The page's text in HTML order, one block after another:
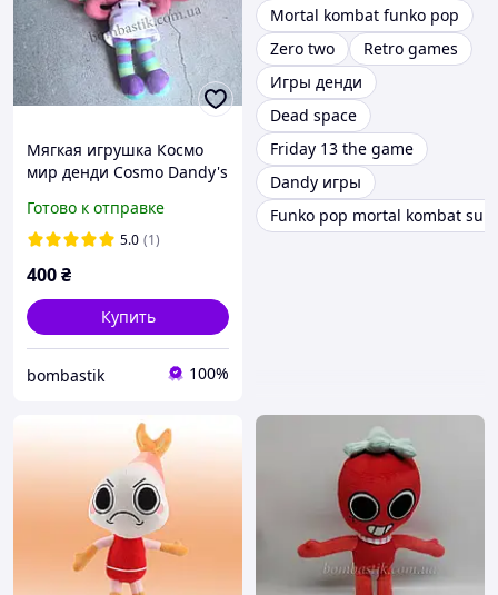
Мягкая игрушка Космо
мир денди Cosmo Dandy's
Готово к отправке
5.0 (1)
400₴
Купить
bombastik 100%
Mortal kombat funko pop
Zero two
Retro games
Игры денди
Dead space
Friday 13 the game
Dandy игры
Funko pop mortal kombat